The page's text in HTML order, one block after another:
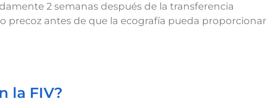
2 semanas después de la transferencia
precoz antes de que la ecografía pueda proporcionar
la FIV?